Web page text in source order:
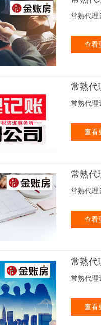
常熟代理
查看
常熟代
常熟代理
查看
常熟代
常熟代理
查看
常熟代
常熟代理
查看